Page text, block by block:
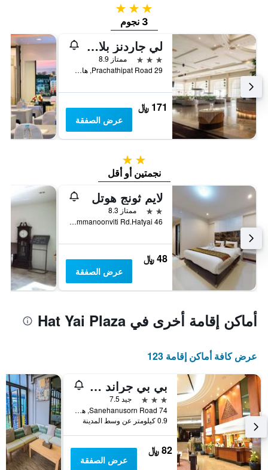
3 نجوم
3 نجوم
لي جاردنز بلازا هوتل هات ياي
3 نجوم
ممتاز 8.9
29 Prachathipat Road, هات ياي, تايلاند
171 ﷼
عرض الصفقة
2 نجمتين
نجمتين أو أقل
لايم ثونج هوتل
2 نجمتين
ممتاز 8.3
46 Thammanoonviti Rd.Hatyai, هات ياي, تايلاند
48 ﷼
عرض الصفقة
أماكن إقامة أخرى في Hat Yai Plaza
عرض كافة أماكن إقامة 123
بي بي جراند تاور هوتل
3 نجوم
جيد 7.5
74 Sanehanusorn Road, هات ياي, تايلاند
0.9 كيلومتر عن وسط المدينة
82 ﷼
عرض الصفقة